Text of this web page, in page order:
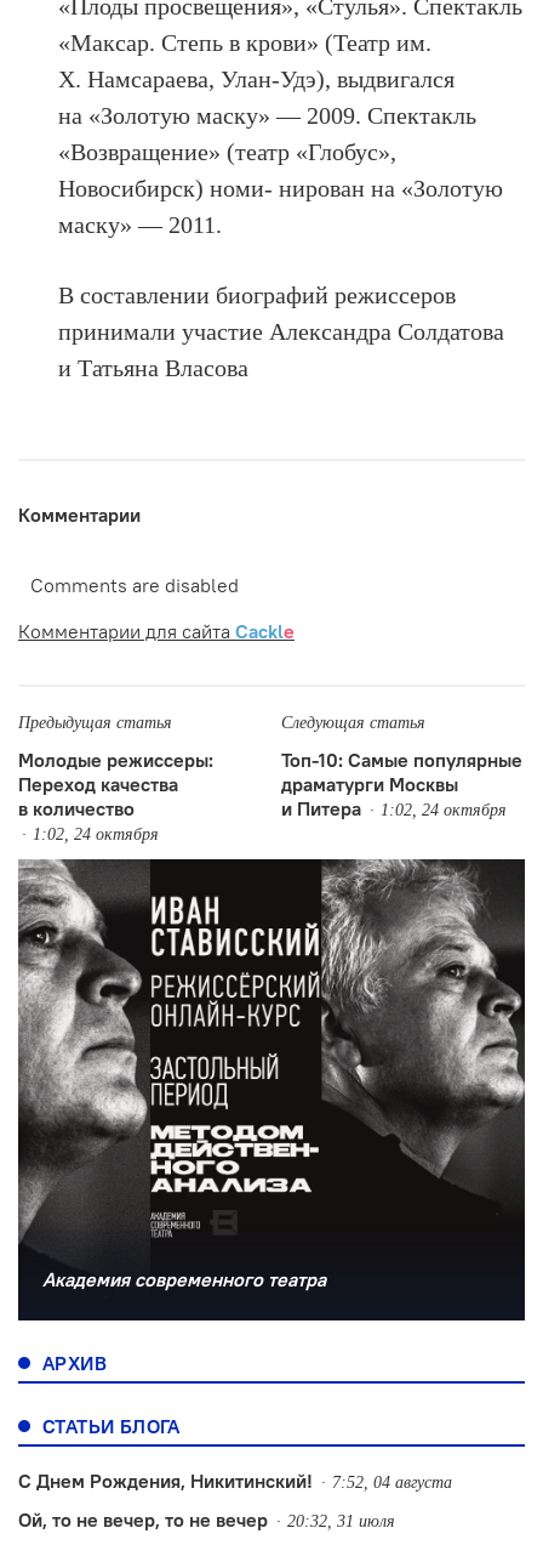
«Плоды просвещения», «Стулья». Спектакль
«Максар. Степь в крови» (Театр им.
Х. Намсараева, Улан-Удэ), выдвигался
на «Золотую маску» — 2009. Спектакль
«Возвращение» (театр «Глобус»,
Новосибирск) номи- нирован на «Золотую
маску» — 2011.
В составлении биографий режиссеров
принимали участие Александра Солдатова
и Татьяна Власова
Комментарии
Comments are disabled
Комментарии для сайта Cackle
Предыдущая статья
Молодые режиссеры:
Переход качества
в количество
1:02, 24 октября
Следующая статья
Топ-10: Самые популярные
драматурги Москвы
и Питера
1:02, 24 октября
Академия современного театра
АРХИВ
СТАТЬИ БЛОГА
С Днем Рождения, Никитинский! 7:52, 04 августа
Ой, то не вечер, то не вечер 20:32, 31 июля